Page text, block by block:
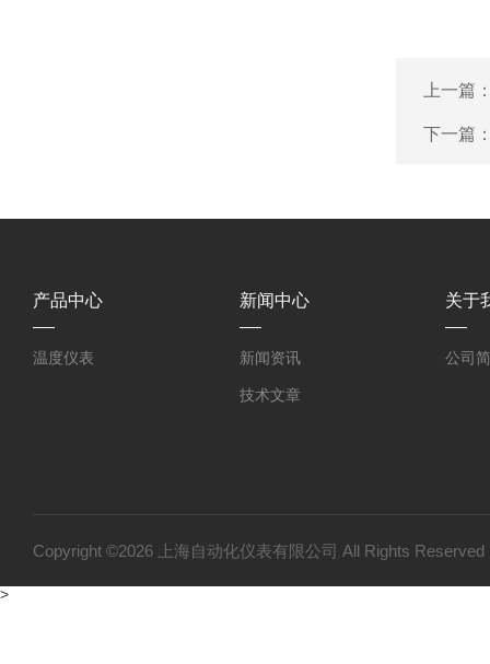
上一篇
下一篇
产品中心
温度仪表
新闻中心
新闻资讯
技术文章
关于
公司
Copyright ©2026 上海自动化仪表有限公司 All Rights
>